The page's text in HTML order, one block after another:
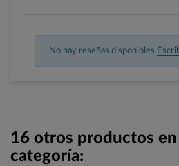
No hay reseñas disponibles
16 otros productos en
categoría: